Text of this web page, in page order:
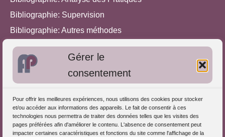
Gérer le
consentement
Pour offrir les meilleures expériences, nous utilisons des cookies pour stocker
et/ou accéder aux informations des appareils. Le fait de consentir à ces
technologies nous permettra de traiter des données telles que les visites des
pages préférées afin d'améliorer le contenu. L'absence de consentement peut
impacter certaines caractéristiques et fonctions du site comme l'affichage de la
Bibliographie: Supervision
Bibliographie: Autres méthodes
Approches de l'Analyse des pratiques
Autres informations
S'inscrire dans l'Annuaire
Publiez vos formations
Charte déontologique